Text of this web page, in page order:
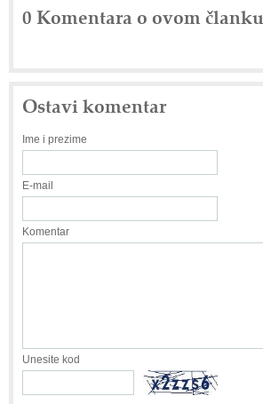
0 Komentara o ovom članku
Ostavi komentar
Ime i prezime
E-mail
Komentar
Unesite kod